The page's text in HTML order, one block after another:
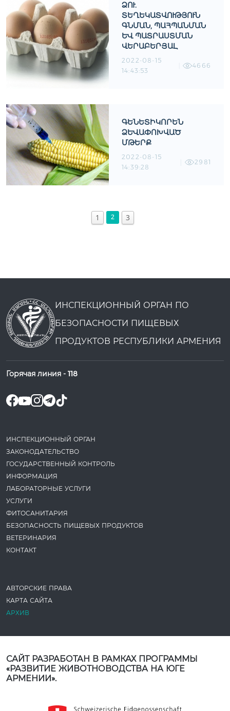
ՁՈՒ.
ՏԵՂԵԿԱՏՎՈՒԹՅՈՒՆ
ԳՆՄԱՆ, ՊԱՀՊԱՆՄԱՆ
ԵՒ ՊԱՏՐԱՍՏՄԱՆ Վ
ԵՐԱԲԵՐՅԱԼ
2022-08-15
14:43:53
4666
ԳԵՆԵՏԻԿՈՐԵՆ
ՁԵՒԱՓՈԽՎԱԾ Մ
ԹԵՐՔ
2022-08-15
14:39:28
2981
1 2 3
ИНСПЕКЦИОННЫЙ ОРГАН ПО
БЕЗОПАСНОСТИ ПИЩЕВЫХ
ПРОДУКТОВ РЕСПУБЛИКИ АРМЕНИЯ
Горячая линия - 118
ИНСПЕКЦИОННЫЙ ОРГАН
ЗАКОНОДАТЕ­ЛЬСТВО
ГОСУДАРСТВЕННЫЙ КОНТРОЛЬ
ИНФОРМАЦИЯ
ЛАБОРАТОРНЫЕ УСЛУГИ
УСЛУГИ
ФИТОСАНИТАРИЯ
БЕЗОПАСНОСТЬ ПИЩЕВЫХ ПРОДУКТОВ
ВЕТЕРИНАРИЯ
КОНТАКТ
АВТОРСКИЕ ПРАВА
КАРТА САЙТА
АРХИВ
САЙТ РАЗРАБОТАН В РАМКАХ ПРОГРАММЫ
«РАЗВИТИЕ ЖИВОТНОВОДСТВА НА ЮГЕ
АРМЕНИИ».